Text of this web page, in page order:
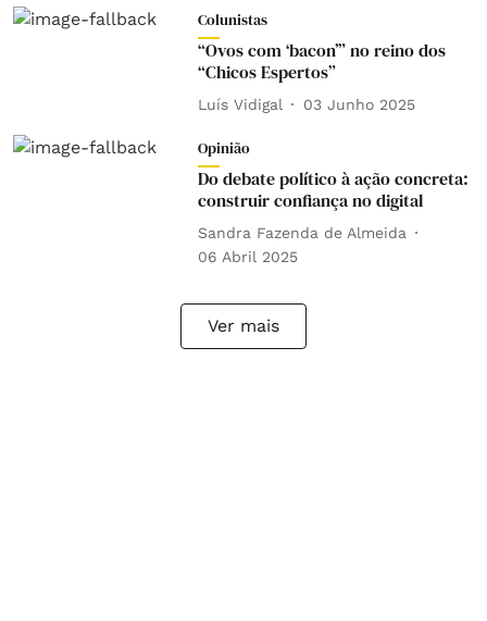
Colunistas
“Ovos com ‘bacon’” no reino dos
“Chicos Espertos”
Luís Vidigal 03 Junho 2025
Opinião
Do debate político à ação concreta:
construir confiança no digital
Sandra Fazenda de Almeida
06 Abril 2025
Ver mais